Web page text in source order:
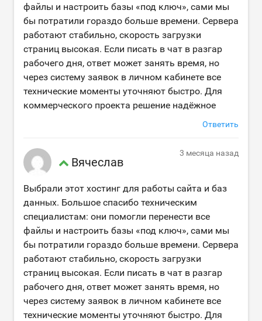
файлы и настроить базы «под ключ», сами мы
бы потратили гораздо больше времени. Сервера
работают стабильно, скорость загрузки
страниц высокая. Если писать в чат в разгар
рабочего дня, ответ может занять время, но
через систему заявок в личном кабинете все
технические моменты уточняют быстро. Для
коммерческого проекта решение надёжное
Ответить
Вячеслав
3 месяца назад
Выбрали этот хостинг для работы сайта и баз
данных. Большое спасибо техническим
специалистам: они помогли перенести все
файлы и настроить базы «под ключ», сами мы
бы потратили гораздо больше времени. Сервера
работают стабильно, скорость загрузки
страниц высокая. Если писать в чат в разгар
рабочего дня, ответ может занять время, но
через систему заявок в личном кабинете все
технические моменты уточняют быстро. Для